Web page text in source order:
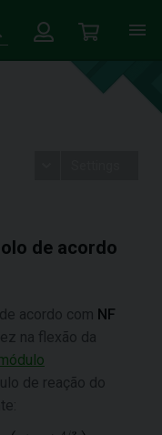
de acordo
acordo com NF
na flexão da
de reação do